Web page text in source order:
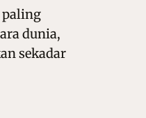
paling
dunia,
sekadar